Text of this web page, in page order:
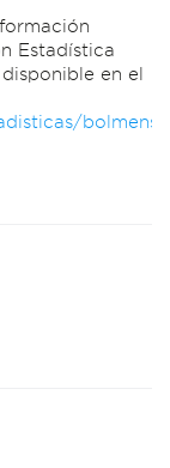
Estadística
en el